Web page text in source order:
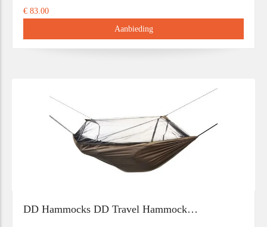
€ 83.00
Aanbieding
DD Hammocks DD Travel Hammock…